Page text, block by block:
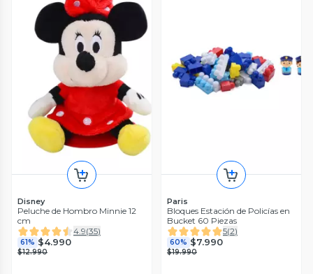
Disney
Peluche de Hombro Minnie 12
cm
4.9(35)
61% $4.990
$12.990
Paris
Bloques Estación de Policías en
Bucket 60 Piezas
5(2)
60% $7.990
$19.990